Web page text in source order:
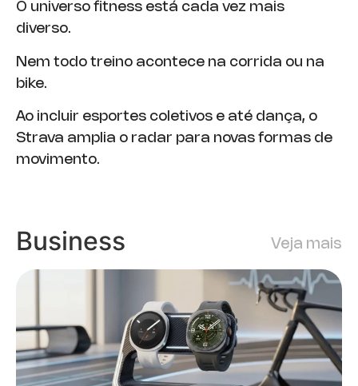
O universo fitness está cada vez mais
diverso.
Nem todo treino acontece na corrida ou na
bike.
Ao incluir esportes coletivos e até dança, o
Strava amplia o radar para novas formas de
movimento.
Business Veja mais